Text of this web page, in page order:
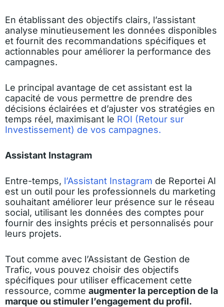
En établissant des objectifs clairs, l’assistant
analyse minutieusement les données disponibles
et fournit des recommandations spécifiques et
actionnables pour améliorer la performance des
campagnes.
Le principal avantage de cet assistant est la
capacité de vous permettre de prendre des
décisions éclairées et d’ajuster vos stratégies en
temps réel, maximisant le ROI (Retour sur
Investissement) de vos campagnes.
Assistant Instagram
Entre-temps, l’Assistant Instagram de Reportei AI
est un outil pour les professionnels du marketing
souhaitant améliorer leur présence sur le réseau
social, utilisant les données des comptes pour
fournir des insights précis et personnalisés pour
leurs projets.
Tout comme avec l’Assistant de Gestion de
Trafic, vous pouvez choisir des objectifs
spécifiques pour utiliser efficacement cette
ressource, comme augmenter la perception de la
marque ou stimuler l’engagement du profil.